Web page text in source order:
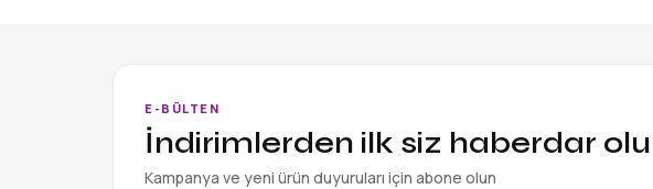
E-BÜLTEN
İndirimlerden ilk siz haberdar
Kampanya ve yeni ürün duyuruları için abone olun